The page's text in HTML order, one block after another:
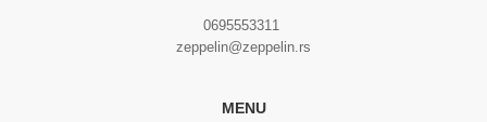
0695553311
zeppelin@zeppelin.rs
MENU